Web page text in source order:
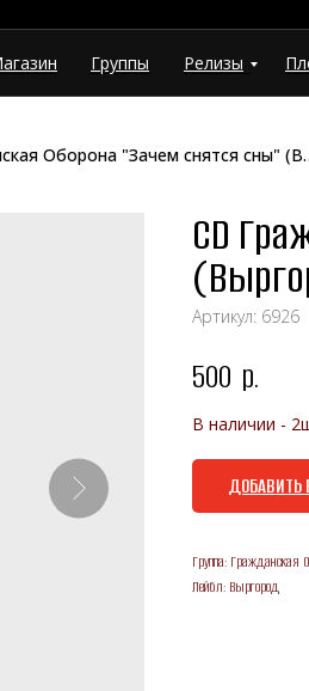
Группы Релизы
CD Гражданская
CD
Артикул: 6926
500 р.
В наличии -
ДОБАВИТЬ
Группа: Гражданская
Лейбл: Выргород